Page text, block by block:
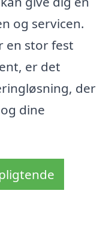
og servicen.
en stor fest
er det
der
dine